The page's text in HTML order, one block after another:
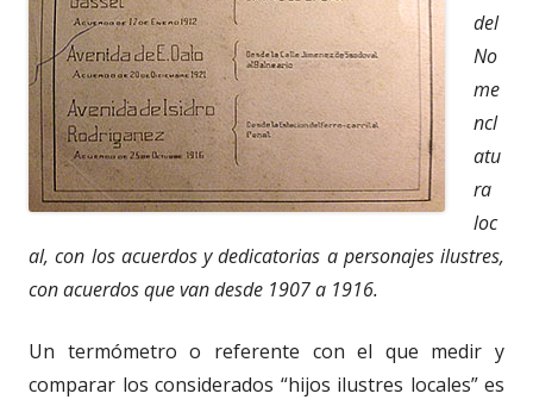
del
No
me
ncl
atu
ra
loc
al, con los acuerdos y dedicatorias a personajes ilustres,
con acuerdos que van desde 1907 a 1916.
Un termómetro o referente con el que medir y
comparar los considerados “hijos ilustres locales” es